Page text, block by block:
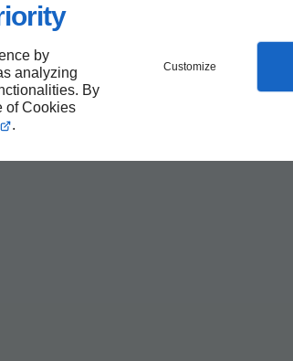
by
analyzing
By
of Cookies
.
Customize